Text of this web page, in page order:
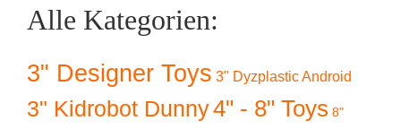
Alle Kategorien:
3" Designer Toys 3" Dyzplastic Android
3" Kidrobot Dunny4" - 8" Toys 8"